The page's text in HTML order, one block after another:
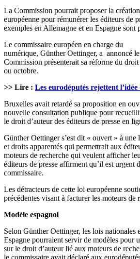
La Commission pourrait proposer la
européenne pour rémunérer les éditeurs de
exemples en Allemagne et en Espagne sont
Le commissaire européen en charge du
numérique, Günther Oettinger, a annoncé
Commission présenterait sa réforme du droit
ou octobre.
>> Lire : Les eurodéputés rejettent l’idée
Bruxelles avait retardé sa proposition en
nouvelle consultation publique pour
le droit d’auteur des éditeurs de presse en
Günther Oettinger s’est dit « ouvert » à une
et droits apparentés qui permettrait aux
moteurs de recherche qui veulent afficher
éditeurs de presse affirment qu’il est urgent
commissaire.
Les détracteurs de cette loi européenne
précédentes visant à facturer les moteurs de
Modèle espagnol
Selon Günther Oettinger, les lois nationales
Espagne pourraient servir de modèles pour
sur le droit d’auteur lié aux moteurs de